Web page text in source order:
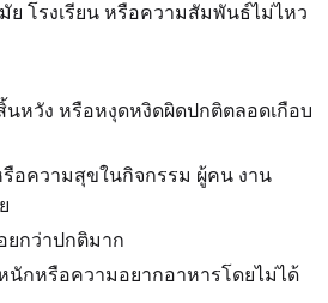
โรงเรียน หรือความสัมพันธ์ไม่ไหว
นหวัง หรือหงุดหงิดผิดปกติตลอดเกือบ
อความสุขในกิจกรรม ผู้คน งาน
กว่าปกติมาก
นักหรือความอยากอาหารโดยไม่ได้